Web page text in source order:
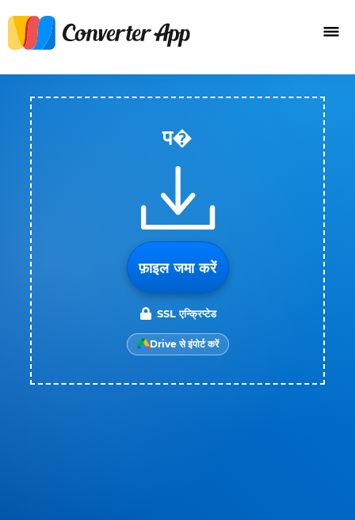
प�
फ़ाइल जमा करें
SSL एन्क्रिप्टेड
Drive से इंपोर्ट करें